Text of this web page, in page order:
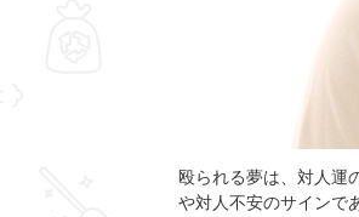
殴られる夢は、対人運
や対人不安のサインで